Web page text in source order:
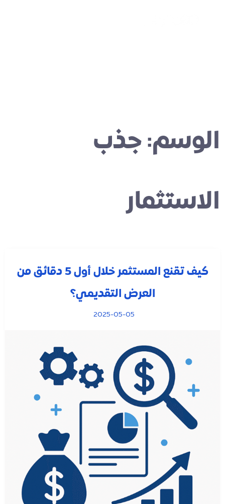
الوسم: جذب
الاستثمار
كيف تقنع المستثمر خلال أول 5 دقائق من
العرض التقديمي؟
2025-05-05